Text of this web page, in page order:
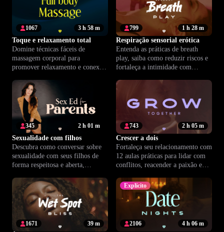
3 h 58 m
1067
Toque e relaxamento total
Domine técnicas fáceis de
massagem corporal para
promover relaxamento e conexão
acessível e acolhedor para
iniciantes.
1 h 28 m
799
Respiração sensorial erótica
Entenda as práticas de breath
play, saiba como reduzir riscos e
fortaleça a intimidade com
2 h 01 m
345
Sexualidade com filhos
Descubra como conversar sobre
sexualidade com seus filhos de
forma respeitosa e aberta,
sem tabu.
2 h 05 m
743
Crescer a dois
Fortaleça seu relacionamento com
12 aulas práticas para lidar com
conflitos, reacender a paixão e
39 m
1671
Explícito
4 h 06 m
2106